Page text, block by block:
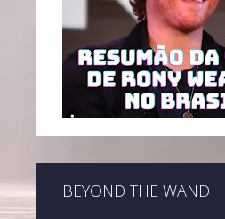
BEYOND THE WAND